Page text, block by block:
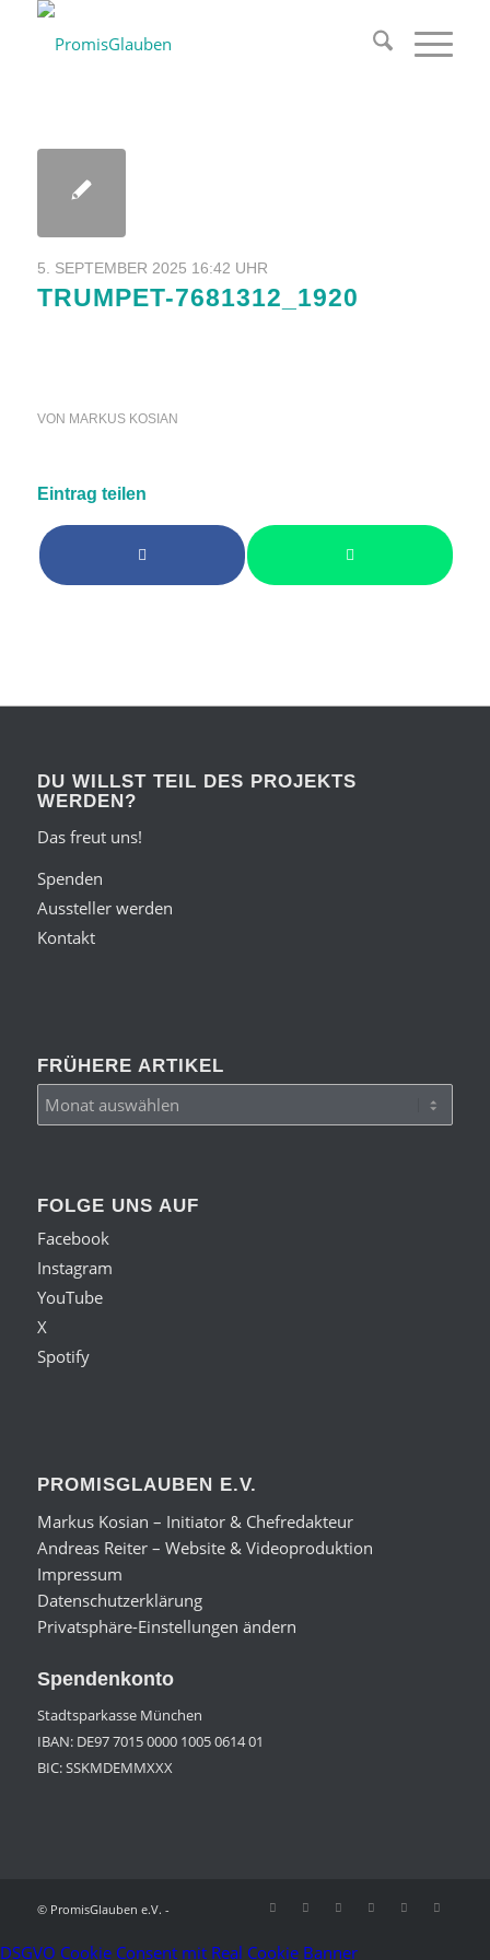
5. SEPTEMBER 2025 16:42 UHR
TRUMPET-7681312_1920
VON MARKUS KOSIAN
Eintrag teilen
DU WILLST TEIL DES PROJEKTS
WERDEN?
Das freut uns!
Spenden
Aussteller werden
Kontakt
FRÜHERE ARTIKEL
FOLGE UNS AUF
Facebook
Instagram
YouTube
X
Spotify
PROMISGLAUBEN E.V.
Markus Kosian – Initiator & Chefredakteur
Andreas Reiter – Website & Videoproduktion
Impressum
Datenschutzerklärung
Privatsphäre-Einstellungen ändern
Spendenkonto
Stadtsparkasse München
IBAN: DE97 7015 0000 1005 0614 01
BIC: SSKMDEMMXXX
© PromisGlauben e.V. -
DSGVO Cookie Consent mit Real Cookie Banner